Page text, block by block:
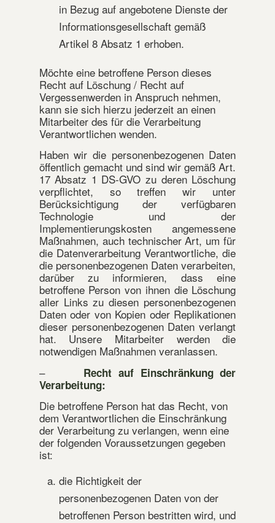
in Bezug auf angebotene Dienste der
Informationsgesellschaft gemäß
Artikel 8 Absatz 1 erhoben.
Möchte eine betroffene Person dieses
Recht auf Löschung / Recht auf
Vergessenwerden in Anspruch nehmen,
kann sie sich hierzu jederzeit an einen
Mitarbeiter des für die Verarbeitung
Verantwortlichen wenden.
Haben wir die personenbezogenen Daten
öffentlich gemacht und sind wir gemäß Art.
17 Absatz 1 DS-GVO zu deren Löschung
verpflichtet, so treffen wir unter
Berücksichtigung der verfügbaren
Technologie und der
Implementierungskosten angemessene
Maßnahmen, auch technischer Art, um für
die Datenverarbeitung Verantwortliche, die
die personenbezogenen Daten verarbeiten,
darüber zu informieren, dass eine
betroffene Person von ihnen die Löschung
aller Links zu diesen personenbezogenen
Daten oder von Kopien oder Replikationen
dieser personenbezogenen Daten verlangt
hat. Unsere Mitarbeiter werden die
notwendigen Maßnahmen veranlassen.
– Recht auf Einschränkung der
Verarbeitung:
Die betroffene Person hat das Recht, von
dem Verantwortlichen die Einschränkung
der Verarbeitung zu verlangen, wenn eine
der folgenden Voraussetzungen gegeben
ist:
die Richtigkeit der
personenbezogenen Daten von der
betroffenen Person bestritten wird, und